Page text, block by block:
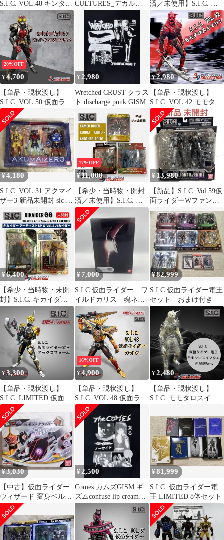
S.I.C. VOL.48 キンタロ
スイマジン
CULTURES_デカルチ
_CD_新品未開封
済／未使用】S.I.C. 昭
和初期ライダー（1号・
2号・V3）3点セット
20%OFF
¥4,700
【単品・現状渡し】
S.I.C. VOL.50 仮面ライ
ダーキバ（キバフォー
ム）
¥ 2,980
Wretched CRUST クラス
ト discharge punk GISM
¥2,980
【単品・現状渡し】
S.I.C. VOL.42 モモタロ
スイマジン
¥4,180
S.I.C. VOL.31 アクマイ
ザー3 新品未開封 sic ザ
ビタン
17%OFF
¥11,000
【希少・当時物・開封
済／未使用】S.I.C. 平
成リアル路線（クウ
ガ・アギト・アナザー
アギト）3点セット
¥13,980
【新品】S.I.C. Vol.59仮
面ライダーWファング
ジョーカー＆スカル
¥6,400
【希少・当時物・未開
封】S.I.C. キカイダー
アーティストSP ＆
Vol.4 ハカイダー 2点セ
ット
¥ 7,000
S.I.C 仮面ライダー ワ
イルドカリス 魂ネイ
ション2010
¥82,999
S.I.C.仮面ライダー電王
セット おまけ付き
¥3,300
【単品・現状渡し】
S.I.C. LIMITED 仮面ラ
イダー電王 アックスフ
ォーム
16%OFF
¥4,900
【単品・現状渡し】
S.I.C. VOL.48 仮面ライ
ダーガオウ
¥2,480
【単品・現状渡し】
S.I.C. モモタロスイマ
¥3,030
【中古】仮面ライダー
ウィザード 変身ベルト
DX白い魔法使いドライ
バー(開封品)
¥ 2,500
Comes カムズGISM ギ
ズムconfuse lip cream
GAUZE
¥81,999
S.I.C. 仮面ライダー電
王 LIMITED 8体セット